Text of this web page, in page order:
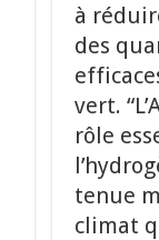
à
des
vert.
rôle
tenue
climat